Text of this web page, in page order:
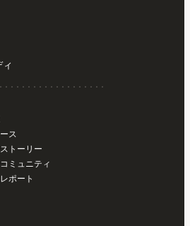
ス
トーリー
ミュニティ
ポート